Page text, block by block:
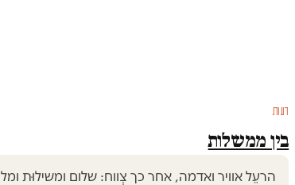
דעות
בין ממשלות
הרעֵל אוויר ואדמה, אחר כך צְווח: שלום ומשילוּת